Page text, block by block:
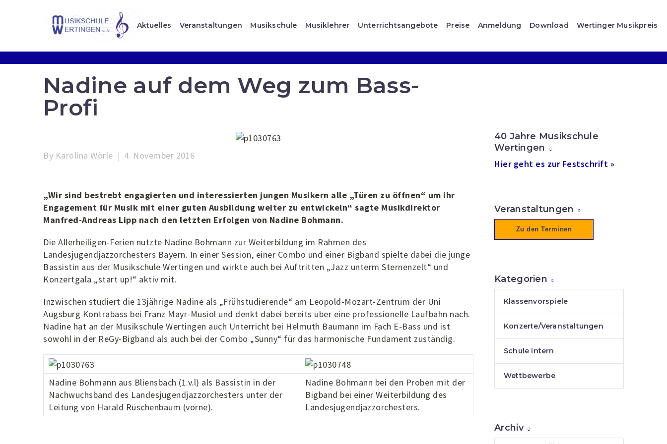
Aktuelles Veranstaltungen Musikschule Musiklehrer Unterrichtsangebote Preise Anmeldung Download Wertinger Musikpreis
Nadine auf dem Weg zum Bass-
Profi
By Karolina Wörle 4. November 2016
„Wir sind bestrebt engagierten und interessierten jungen Musikern alle „Türen zu öffnen“ um ihr
Engagement für Musik mit einer guten Ausbildung weiter zu entwickeln“ sagte Musikdirektor
Manfred-Andreas Lipp nach den letzten Erfolgen von Nadine Bohmann.
Die Allerheiligen-Ferien nutzte Nadine Bohmann zur Weiterbildung im Rahmen des
Landesjugendjazzorchesters Bayern. In einer Session, einer Combo und einer Bigband spielte dabei die junge
Bassistin aus der Musikschule Wertingen und wirkte auch bei Auftritten „Jazz unterm Sternenzelt“ und
Konzertgala „start up!“ aktiv mit.
Inzwischen studiert die 13jährige Nadine als „Frühstudierende“ am Leopold-Mozart-Zentrum der Uni
Augsburg Kontrabass bei Franz Mayr-Musiol und denkt dabei bereits über eine professionelle Laufbahn nach.
Nadine hat an der Musikschule Wertingen auch Unterricht bei Helmuth Baumann im Fach E-Bass und ist
sowohl in der ReGy-Bigband als auch bei der Combo „Sunny“ für das harmonische Fundament zuständig.
Nadine Bohmann aus Bliensbach (1.v.l) als Bassistin in der
Nachwuchsband des Landesjugendjazzorchesters unter der
Leitung von Harald Rüschenbaum (vorne).
Nadine Bohmann bei den Proben mit der
Bigband bei einer Weiterbildung des
Landesjugendjazzorchesters.
40 Jahre Musikschule
Wertingen
Hier geht es zur Festschrift »
Veranstaltungen
Zu den Terminen
Kategorien
Klassenvorspiele
Konzerte/Veranstaltungen
Schule intern
Wettbewerbe
Archiv